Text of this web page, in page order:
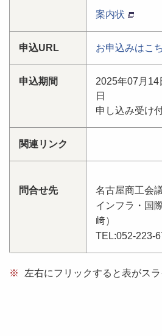
案内状
申込URL お申込みはこ
申込期間
2025年07月14
日
申し込み受け
関連リンク
問合せ先
名古屋商工会
インフラ・国
﨑）
TEL:052-223-
※ 左右にフリックすると表がスラ